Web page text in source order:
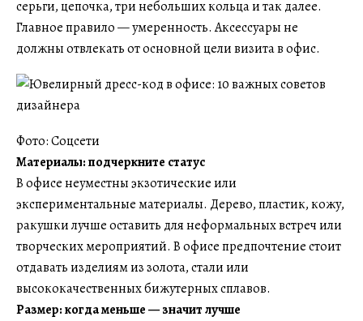
серьги, цепочка, три небольших кольца и так далее.
Главное правило — умеренность. Аксессуары не
должны отвлекать от основной цели визита в офис.
Фото: Соцсети
Материалы: подчеркните статус
В офисе неуместны экзотические или
экспериментальные материалы. Дерево, пластик, кожу,
ракушки лучше оставить для неформальных встреч или
творческих мероприятий. В офисе предпочтение стоит
отдавать изделиям из золота, стали или
высококачественных бижутерных сплавов.
Размер: когда меньше — значит лучше